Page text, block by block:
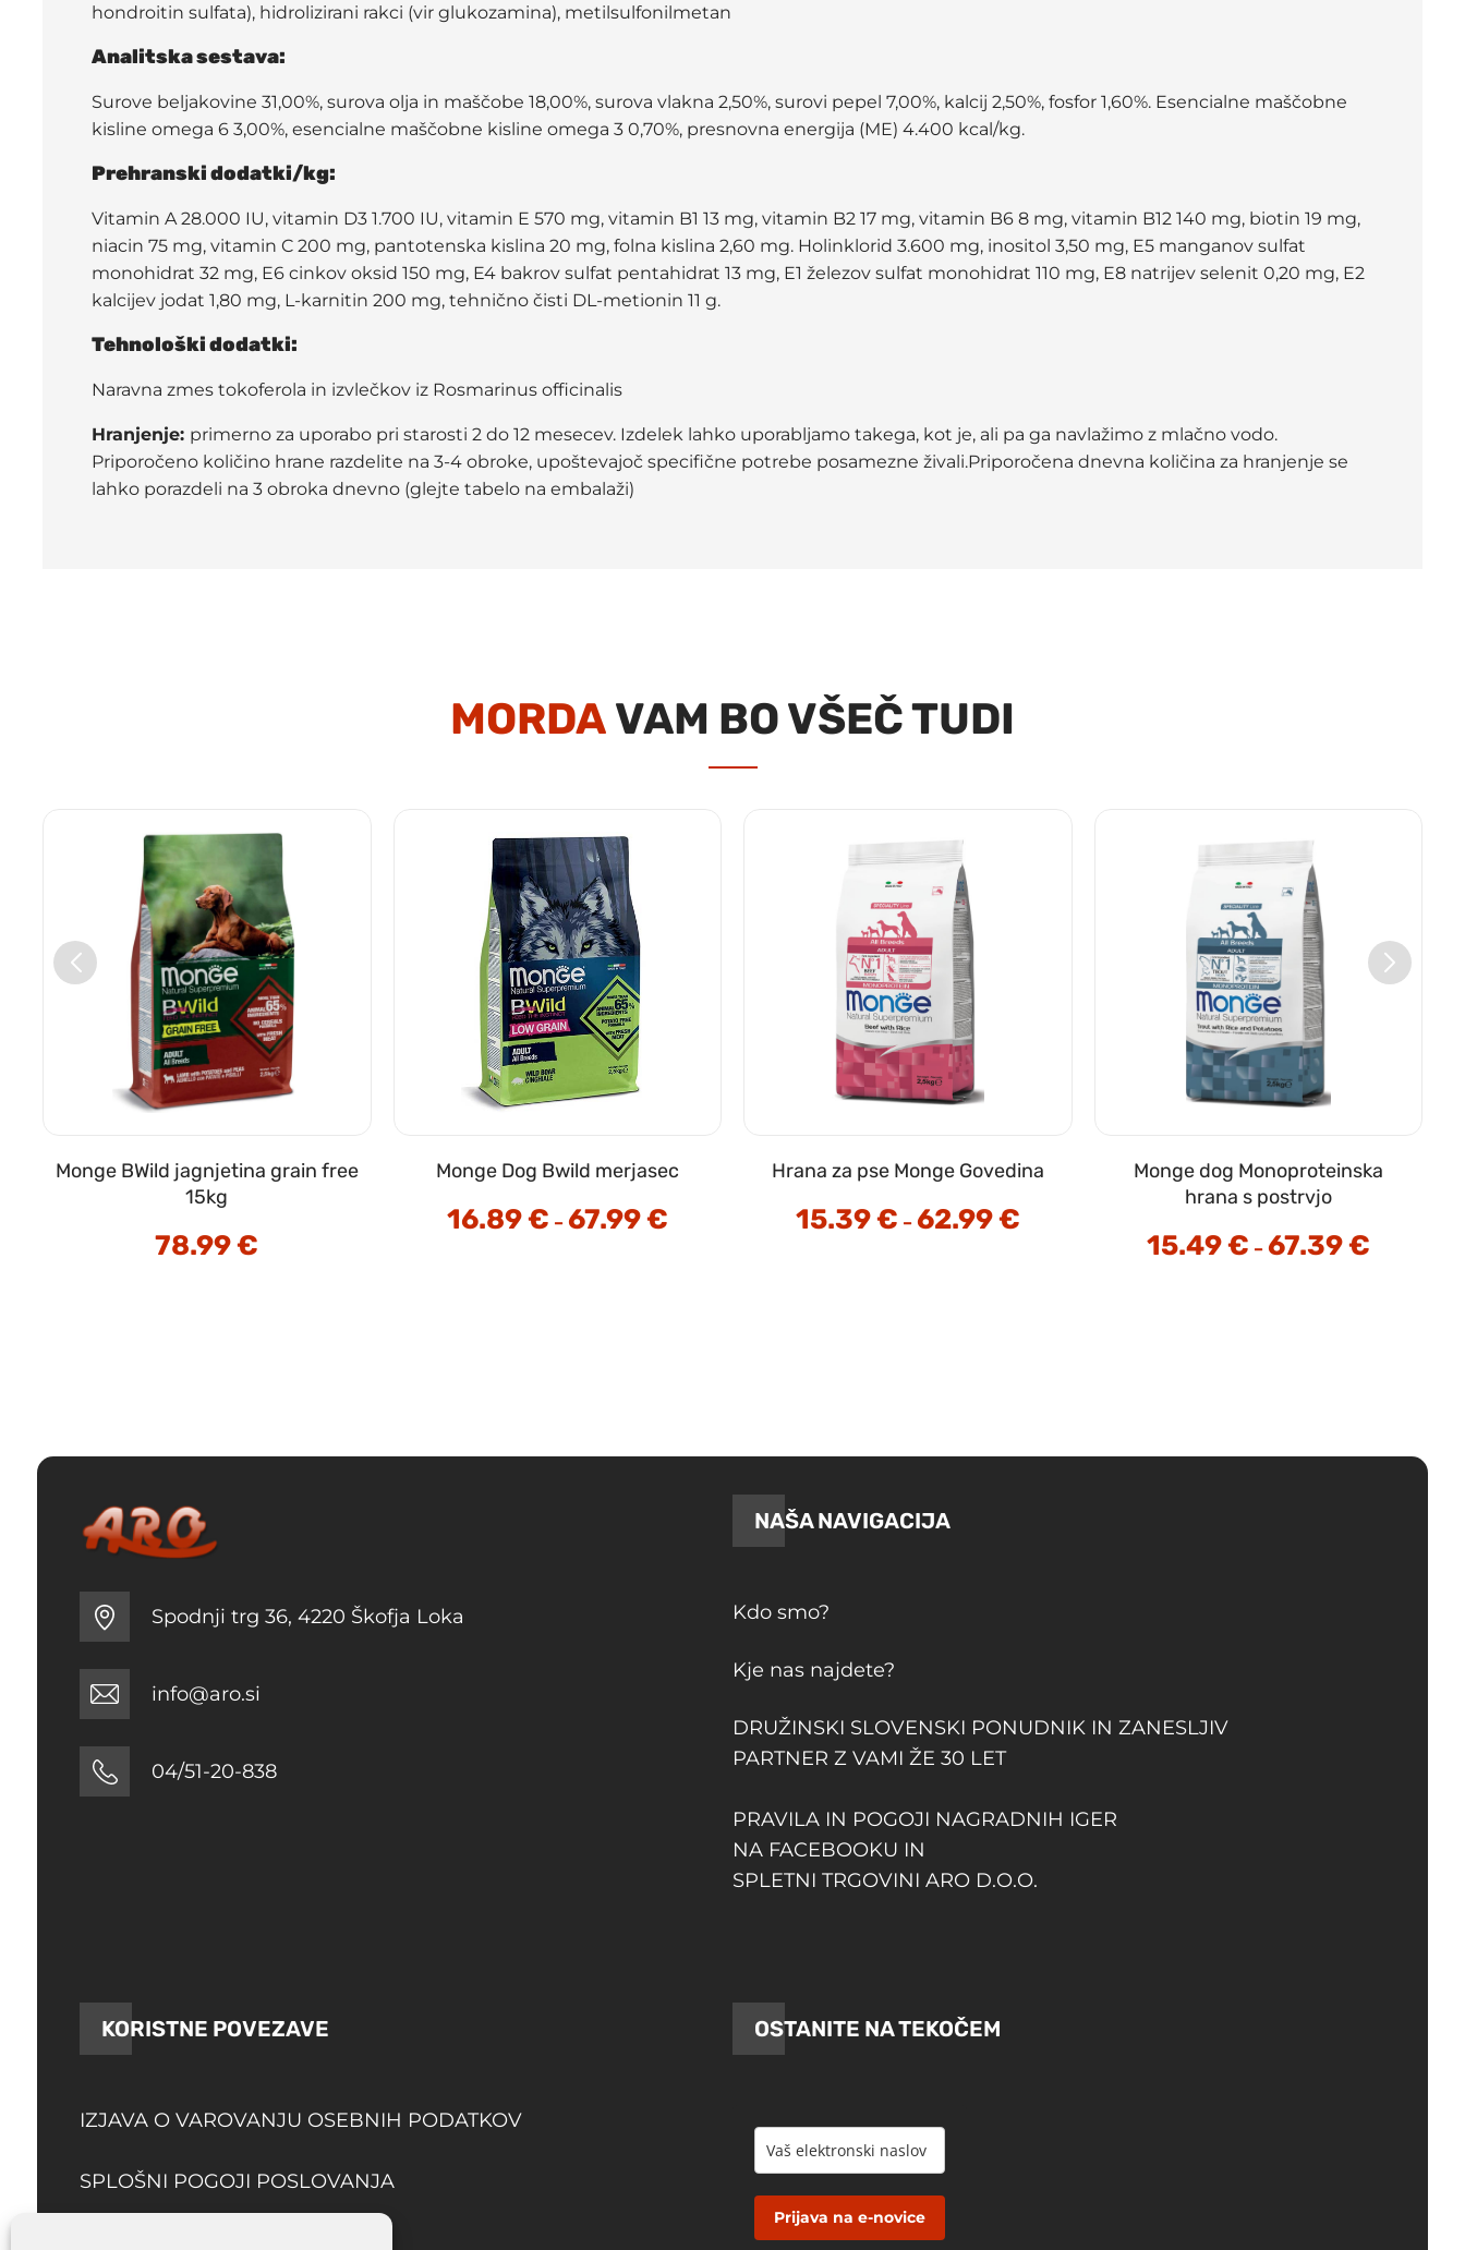
hondroitin sulfata), hidrolizirani rakci (vir glukozamina), metilsulfonilmetan
Analitska sestava:
Surove beljakovine 31,00%, surova olja in maščobe 18,00%, surova vlakna 2,50%, surovi pepel 7,00%, kalcij 2,50%, fosfor 1,60%. Esencialne maščobne
kisline omega 6 3,00%, esencialne maščobne kisline omega 3 0,70%, presnovna energija (ME) 4.400 kcal/kg.
Prehranski dodatki/kg:
Vitamin A 28.000 IU, vitamin D3 1.700 IU, vitamin E 570 mg, vitamin B1 13 mg, vitamin B2 17 mg, vitamin B6 8 mg, vitamin B12 140 mg, biotin 19 mg,
niacin 75 mg, vitamin C 200 mg, pantotenska kislina 20 mg, folna kislina 2,60 mg. Holinklorid 3.600 mg, inositol 3,50 mg, E5 manganov sulfat
monohidrat 32 mg, E6 cinkov oksid 150 mg, E4 bakrov sulfat pentahidrat 13 mg, E1 železov sulfat monohidrat 110 mg, E8 natrijev selenit 0,20 mg, E2
kalcijev jodat 1,80 mg, L-karnitin 200 mg, tehnično čisti DL-metionin 11 g.
Tehnološki dodatki:
Naravna zmes tokoferola in izvlečkov iz Rosmarinus officinalis
Hranjenje: primerno za uporabo pri starosti 2 do 12 mesecev. Izdelek lahko uporabljamo takega, kot je, ali pa ga navlažimo z mlačno vodo.
Priporočeno količino hrane razdelite na 3-4 obroke, upoštevajoč specifične potrebe posamezne živali.Priporočena dnevna količina za hranjenje se
lahko porazdeli na 3 obroka dnevno (glejte tabelo na embalaži)
MORDAVAM BO VŠEČ TUDI
Monge BWild jagnjetina grain free
15kg
78.99€
Monge Dog Bwild merjasec
16.89€ – 67.99€Cenovni
razpon:
Hrana za pse Monge Govedina
15.39€ – 62.99€Cenovni
razpon:
Monge dog Monoproteinska
hrana s postrvjo
15.49€ – 67.39€Cenovni
razpon:
Spodnji trg 36, 4220 Škofja Loka
info@aro.si
04/51-20-838
NAŠA NAVIGACIJA
Kdo smo?
Kje nas najdete?
DRUŽINSKI SLOVENSKI PONUDNIK IN ZANESLJIV
PARTNER Z VAMI ŽE 30 LET
PRAVILA IN POGOJI NAGRADNIH IGER
NA FACEBOOKU IN
SPLETNI TRGOVINI ARO D.O.O.
KORISTNE POVEZAVE
IZJAVA O VAROVANJU OSEBNIH PODATKOV
SPLOŠNI POGOJI POSLOVANJA
OSTANITE NA TEKOČEM
Prijava na e-novice